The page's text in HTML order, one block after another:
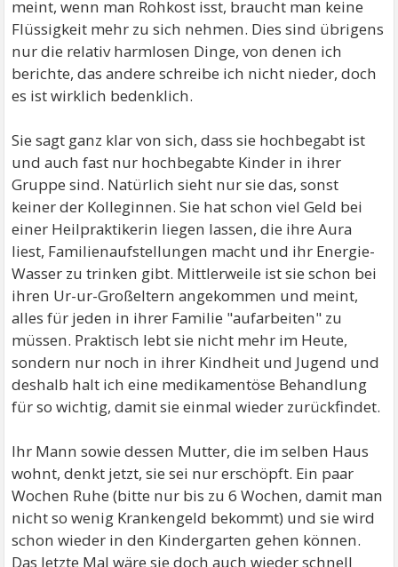
meint, wenn man Rohkost isst, braucht man keine
Flüssigkeit mehr zu sich nehmen. Dies sind übrigens
nur die relativ harmlosen Dinge, von denen ich
berichte, das andere schreibe ich nicht nieder, doch
es ist wirklich bedenklich.
Sie sagt ganz klar von sich, dass sie hochbegabt ist
und auch fast nur hochbegabte Kinder in ihrer
Gruppe sind. Natürlich sieht nur sie das, sonst
keiner der Kolleginnen. Sie hat schon viel Geld bei
einer Heilpraktikerin liegen lassen, die ihre Aura
liest, Familienaufstellungen macht und ihr Energie-
Wasser zu trinken gibt. Mittlerweile ist sie schon bei
ihren Ur-ur-Großeltern angekommen und meint,
alles für jeden in ihrer Familie "aufarbeiten" zu
müssen. Praktisch lebt sie nicht mehr im Heute,
sondern nur noch in ihrer Kindheit und Jugend und
deshalb halt ich eine medikamentöse Behandlung
für so wichtig, damit sie einmal wieder zurückfindet.
Ihr Mann sowie dessen Mutter, die im selben Haus
wohnt, denkt jetzt, sie sei nur erschöpft. Ein paar
Wochen Ruhe (bitte nur bis zu 6 Wochen, damit man
nicht so wenig Krankengeld bekommt) und sie wird
schon wieder in den Kindergarten gehen können.
Das letzte Mal wäre sie doch auch wieder schnell